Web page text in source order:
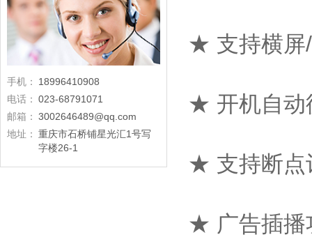
手机：
18996410908
电话： 023-68791071
邮箱： 3002646489@qq.com
地址： 重庆市石桥铺星光汇1号写
字楼26-1
★ 支持横屏
★ 开机自动
★ 支持断点
★ 广告插播